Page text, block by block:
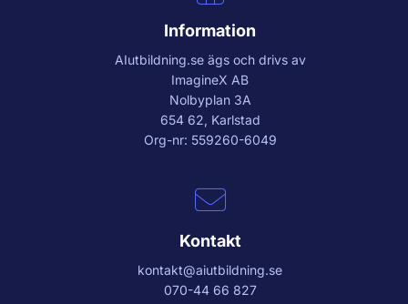
Information
AIutbildning.seägs och drivs av
ImagineX AB
Nolbyplan 3A
654 62, Karlstad
Org-nr: 559260-6049
Kontakt
kontakt@aiutbildning.se
070-44 66 827